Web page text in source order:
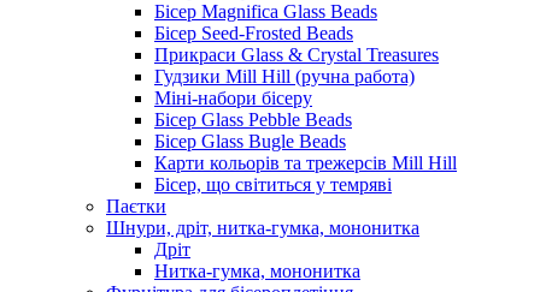
Бісер Magnifica Glass Beads
Бісер Seed-Frosted Beads
Прикраси Glass & Crystal Treasures
Гудзики Mill Hill (ручна работа)
Міні-набори бісеру
Бісер Glass Pebble Beads
Бісер Glass Bugle Beads
Карти кольорів та трежерсів Mill Hill
Бісер, що світиться у темряві
Паєтки
Шнури, дріт, нитка-гумка, мононитка
Дріт
Нитка-гумка, мононитка